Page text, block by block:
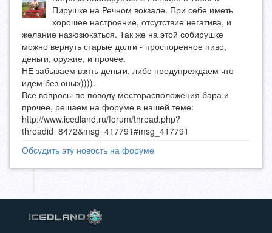
Пирушке на Речном вокзале. При себе иметь
хорошее настроение, отсутствие негатива, и
желание назюзюкаться. Так же на этой собирушке
можно вернуть старые долги - проспоренное пиво,
деньги, оружие, и прочее.
НЕ забываем взять деньги, либо предупреждаем что
идем без оных)))).
Все вопросы по поводу месторасположения бара и
прочее, решаем на форуме в нашей теме:
http://www.icedland.ru/forum/thread.php?
threadid=8472&msg=417791#msg_417791
Обсудить эту новость на форуме